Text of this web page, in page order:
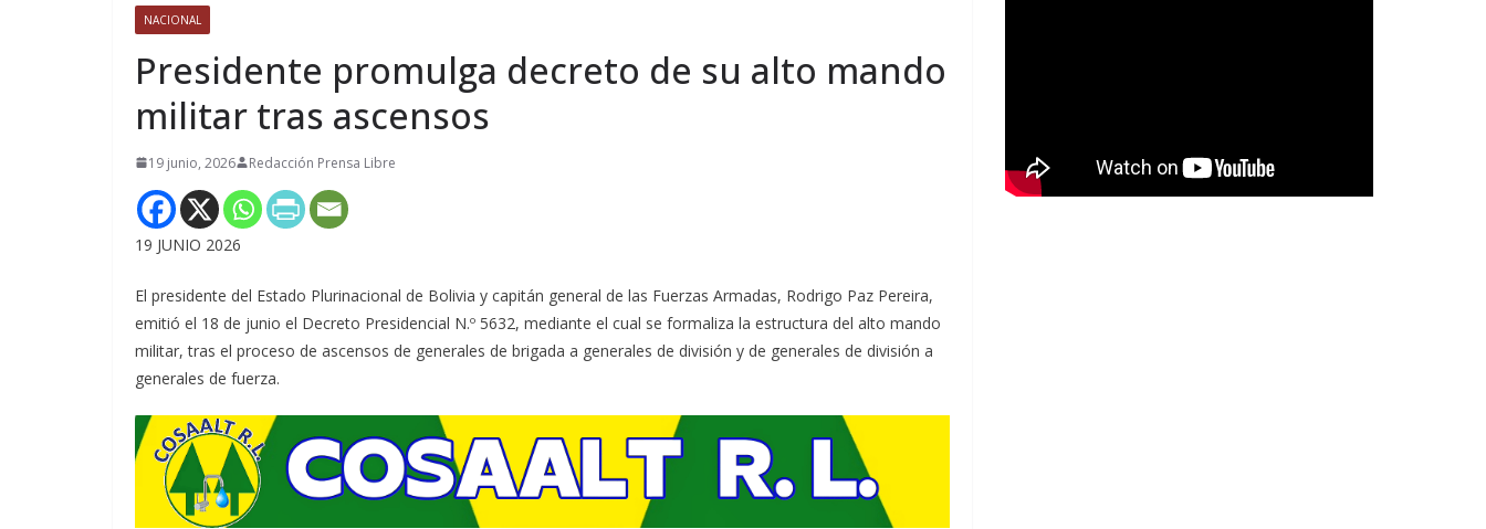
NACIONAL
Presidente promulga decreto de su alto mando
militar tras ascensos
19 junio, 2026 Redacción Prensa Libre
19 JUNIO 2026
El presidente del Estado Plurinacional de Bolivia y capitán general de las Fuerzas Armadas, Rodrigo Paz Pereira,
emitió el 18 de junio el Decreto Presidencial N.º 5632, mediante el cual se formaliza la estructura del alto mando
militar, tras el proceso de ascensos de generales de brigada a generales de división y de generales de división a
generales de fuerza.